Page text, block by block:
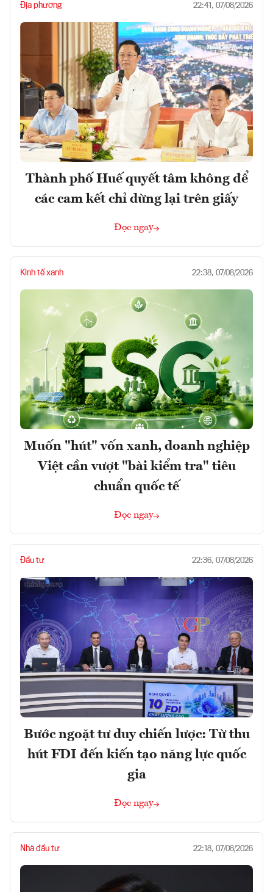
Địa phương 22:41, 07/08/2026
Thành phố Huế quyết tâm không để
các cam kết chỉ dừng lại trên giấy
Đọc ngay
Kinh tế xanh 22:38, 07/08/2026
Muốn "hút" vốn xanh, doanh nghiệp
Việt cần vượt "bài kiểm tra" tiêu
chuẩn quốc tế
Đọc ngay
Đầu tư 22:36, 07/08/2026
Bước ngoặt tư duy chiến lược: Từ thu
hút FDI đến kiến tạo năng lực quốc
gia
Đọc ngay
Nhà đầu tư 22:18, 07/08/2026